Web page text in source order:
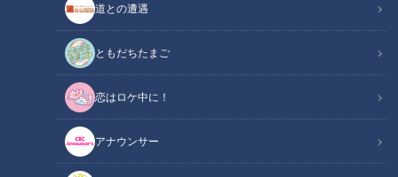
道との遭遇
ともだちたまご
恋はロケ中に！
アナウンサー
この記事の画像